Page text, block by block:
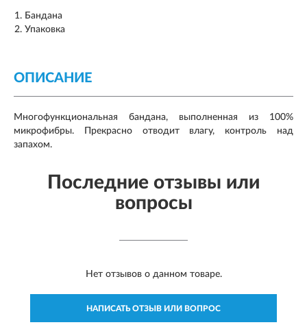
Бандана
Упаковка
ОПИСАНИЕ
Многофункциональная бандана, выполненная из 100%
микрофибры. Прекрасно отводит влагу, контроль над
запахом.
Последние отзывы или
вопросы
Нет отзывов о данном товаре.
НАПИСАТЬ ОТЗЫВ ИЛИ ВОПРОС